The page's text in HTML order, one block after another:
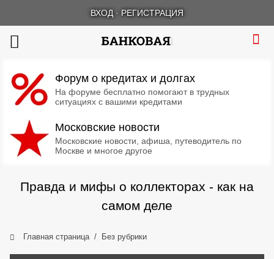
ВХОД · РЕГИСТРАЦИЯ
Форум о кредитах и долгах
На форуме бесплатно помогают в трудных
ситуациях с вашими кредитами
Московские новости
Московские новости, афиша, путеводитель по
Москве и многое другое
Правда и мифы о коллекторах - как на
самом деле
Главная страница Без рубрики